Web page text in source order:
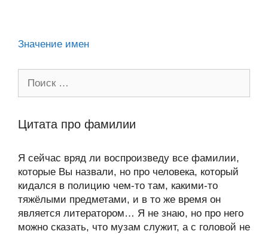
Значение имен
Цитата про фамилии
Я сейчас вряд ли воспроизведу все фамилии,
которые Вы назвали, но про человека, который
кидался в полицию чем-то там, какими-то
тяжёлыми предметами, и в то же время он
является литератором… Я не знаю, но про него
можно сказать, что музам служит, а с головой не